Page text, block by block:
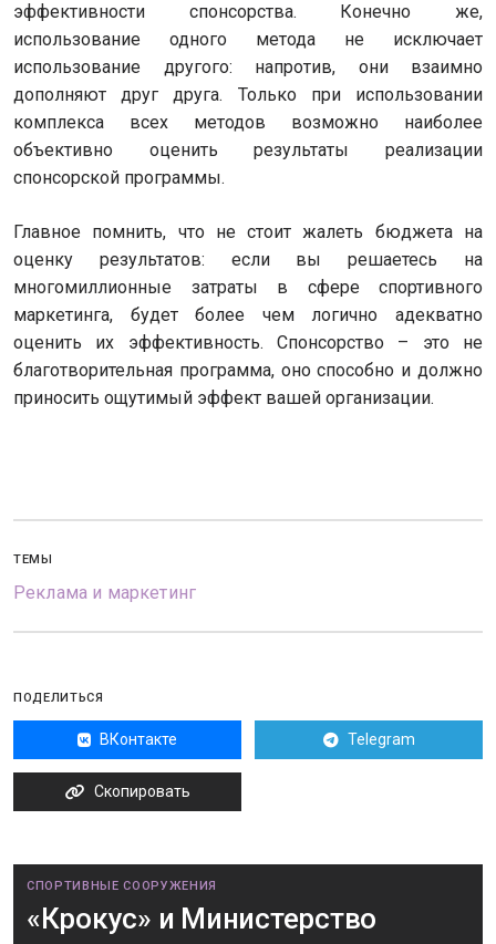
эффективности спонсорства. Конечно же,
использование одного метода не исключает
использование другого: напротив, они взаимно
дополняют друг друга. Только при использовании
комплекса всех методов возможно наиболее
объективно оценить результаты реализации
спонсорской программы.
Главное помнить, что не стоит жалеть бюджета на
оценку результатов: если вы решаетесь на
многомиллионные затраты в сфере спортивного
маркетинга, будет более чем логично адекватно
оценить их эффективность. Спонсорство – это не
благотворительная программа, оно способно и должно
приносить ощутимый эффект вашей организации.
ТЕМЫ
Реклама и маркетинг
ПОДЕЛИТЬСЯ
ВКонтакте Telegram
Скопировать
СПОРТИВНЫЕ СООРУЖЕНИЯ
«Крокус» и Министерство